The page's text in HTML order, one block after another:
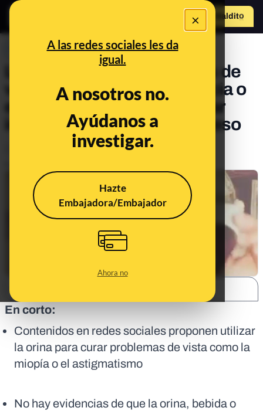
×
A las redes sociales les da
igual.
A nosotros no.
Ayúdanos a
investigar.
Hazte
Embajadora/Embajador
Ahora no
Hazte Maldito
PREBUNKING
La orina no cura problemas de
vista ni ninguna otra dolencia o
enfermedad y puede causar
infecciones si se usa para eso
En corto:
Contenidos en redes sociales proponen utilizar
la orina para curar problemas de vista como la
miopía o el astigmatismo
No hay evidencias de que la orina, bebida o